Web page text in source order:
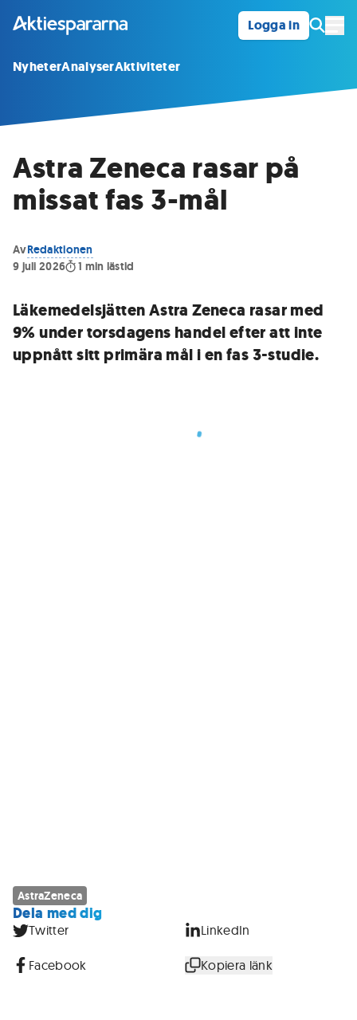
Logga in
NyheterAnalyserAktiviteter
Astra Zeneca rasar på
missat fas 3-mål
AvRedaktionen
9 juli 2026
1 min lästid
Läkemedelsjätten Astra Zeneca rasar med
9% under torsdagens handel efter att inte
uppnått sitt primära mål i en fas 3-studie.
AstraZeneca
Dela med dig
Twitter LinkedIn
Facebook Kopiera länk